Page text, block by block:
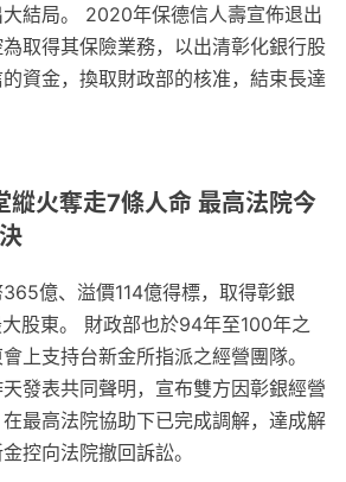
結局。 2020年保德信人壽宣佈退出
取得其保險業務，以出清彰化銀行股
資金，換取財政部的核准，結束長達
縱火奪走7條人命 最高法院今
億、溢價114億得標，取得彰銀
股東。 財政部也於94年至100年之
上支持台新金所指派之經營團隊。
發表共同聲明，宣布雙方因彰銀經營
最高法院協助下已完成調解，達成解
控向法院撤回訴訟。